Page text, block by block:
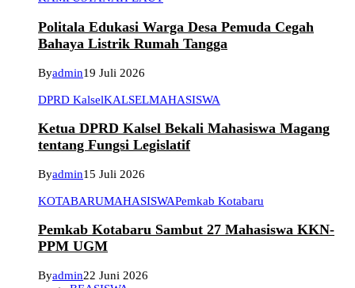
Politala Edukasi Warga Desa Pemuda Cegah
Bahaya Listrik Rumah Tangga
Byadmin19 Juli 2026
DPRD KalselKALSELMAHASISWA
Ketua DPRD Kalsel Bekali Mahasiswa Magang
tentang Fungsi Legislatif
Byadmin15 Juli 2026
KOTABARUMAHASISWAPemkab Kotabaru
Pemkab Kotabaru Sambut 27 Mahasiswa KKN-
PPM UGM
Byadmin22 Juni 2026